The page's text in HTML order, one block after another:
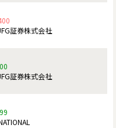
証券株式会社
証券株式会社